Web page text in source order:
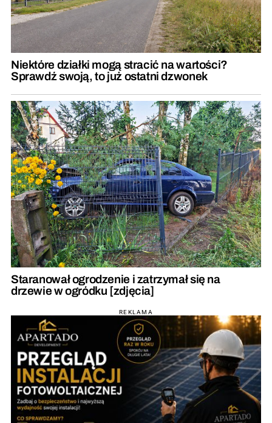
Niektóre działki mogą stracić na wartości?
Sprawdź swoją, to już ostatni dzwonek
Staranował ogrodzenie i zatrzymał się na
drzewie w ogródku [zdjęcia]
REKLAMA